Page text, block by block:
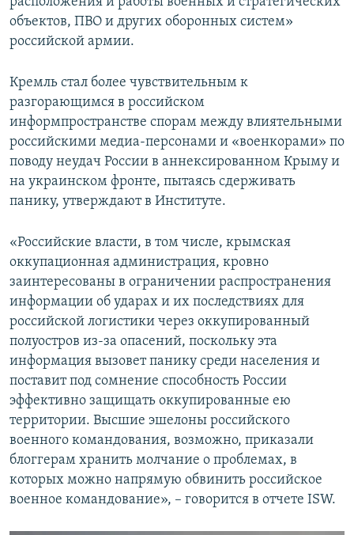
объектов, ПВО и других оборонных систем»
российской армии.
Кремль стал более чувствительным к
разгорающимся в российском
информпространстве спорам между влиятельными
российскими медиа-персонами и «военкорами» по
поводу неудач России в аннексированном Крыму и
на украинском фронте, пытаясь сдерживать
панику, утверждают в Институте.
«Российские власти, в том числе, крымская
оккупационная администрация, кровно
заинтересованы в ограничении распространения
информации об ударах и их последствиях для
российской логистики через оккупированный
полуостров из-за опасений, поскольку эта
информация вызовет панику среди населения и
поставит под сомнение способность России
эффективно защищать оккупированные ею
территории. Высшие эшелоны российского
военного командования, возможно, приказали
блоггерам хранить молчание о проблемах, в
которых можно напрямую обвинить российское
военное командование», – говорится в отчете ISW.